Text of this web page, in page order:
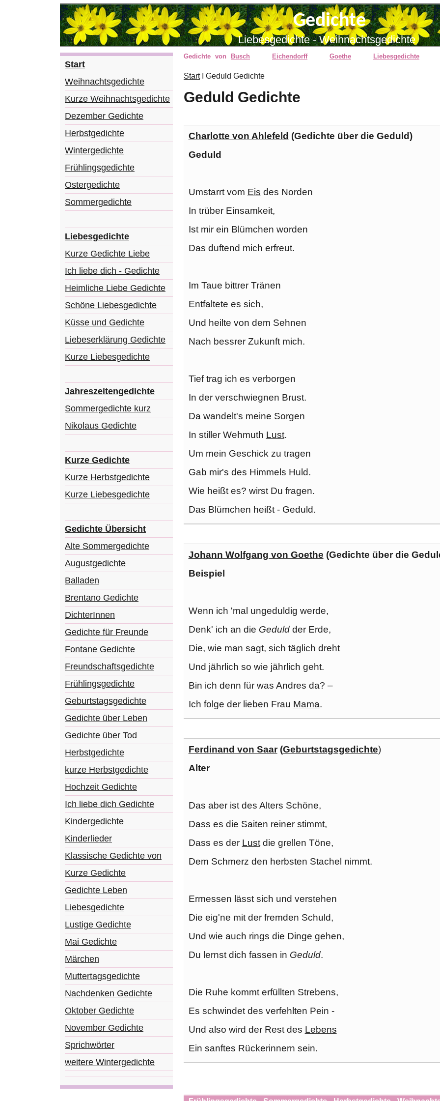
Gedichte
Liebesgedichte - Weihnachtsgedichte
Start
Weihnachtsgedichte
Kurze Weihnachtsgedichte
Dezember Gedichte
Herbstgedichte
Wintergedichte
Frühlingsgedichte
Ostergedichte
Sommergedichte
Liebesgedichte
Kurze Gedichte Liebe
Ich liebe dich - Gedichte
Heimliche Liebe Gedichte
Schöne Liebesgedichte
Küsse und Gedichte
Liebeserklärung Gedichte
Kurze Liebesgedichte
Jahreszeitengedichte
Sommergedichte kurz
Nikolaus Gedichte
Kurze Gedichte
Kurze Herbstgedichte
Kurze Liebesgedichte
Gedichte Übersicht
Alte Sommergedichte
Augustgedichte
Balladen
Brentano Gedichte
DichterInnen
Gedichte für Freunde
Fontane Gedichte
Freundschaftsgedichte
Frühlingsgedichte
Geburtstagsgedichte
Gedichte über Leben
Gedichte über Tod
Herbstgedichte
kurze Herbstgedichte
Hochzeit Gedichte
Ich liebe dich Gedichte
Kindergedichte
Kinderlieder
Klassische Gedichte von
Kurze Gedichte
Gedichte Leben
Liebesgedichte
Lustige Gedichte
Mai Gedichte
Märchen
Muttertagsgedichte
Nachdenken Gedichte
Oktober Gedichte
November Gedichte
Sprichwörter
weitere Wintergedichte
Gedichte von Busch Eichendorff Goethe Liebesgedichte
StartI Geduld Gedichte
Geduld Gedichte
Charlotte von Ahlefeld (Gedichte über die Geduld)
Geduld
Umstarrt vom Eis des Norden
In trüber Einsamkeit,
Ist mir ein Blümchen worden
Das duftend mich erfreut.
Im Taue bittrer Tränen
Entfaltete es sich,
Und heilte von dem Sehnen
Nach bessrer Zukunft mich.
Tief trag ich es verborgen
In der verschwiegnen Brust.
Da wandelt's meine Sorgen
In stiller Wehmuth Lust.
Um mein Geschick zu tragen
Gab mir's des Himmels Huld.
Wie heißt es? wirst Du fragen.
Das Blümchen heißt - Geduld.
Johann Wolfgang von Goethe (Gedichte über die
Beispiel
Wenn ich 'mal ungeduldig werde,
Denk' ich an die Geduldder Erde,
Die, wie man sagt, sich täglich dreht
Und jährlich so wie jährlich geht.
Bin ich denn für was Andres da? –
Ich folge der lieben Frau Mama.
Ferdinand von Saar(Geburtstagsgedichte)
Alter
Das aber ist des Alters Schöne,
Dass es die Saiten reiner stimmt,
Dass es der Lustdie grellen Töne,
Dem Schmerz den herbsten Stachel nimmt.
Ermessen lässt sich und verstehen
Die eig'ne mit der fremden Schuld,
Und wie auch rings die Dinge gehen,
Du lernst dich fassen in Geduld.
Die Ruhe kommt erfüllten Strebens,
Es schwindet des verfehlten Pein -
Und also wird der Rest des Lebens
Ein sanftes Rückerinnern sein.